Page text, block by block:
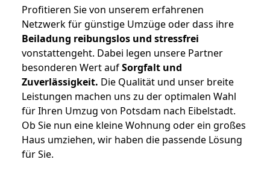
Profitieren Sie von unserem erfahrenen
Netzwerk für günstige Umzüge oder dass ihre
Beiladung reibungslos und stressfrei
vonstattengeht. Dabei legen unsere Partner
besonderen Wert aufSorgfalt und
Zuverlässigkeit. Die Qualität und unser breite
Leistungen machen uns zu der optimalen Wahl
für Ihren Umzug von Potsdam nach Eibelstadt.
Ob Sie nun eine kleine Wohnung oder ein großes
Haus umziehen, wir haben die passende Lösung
für Sie.